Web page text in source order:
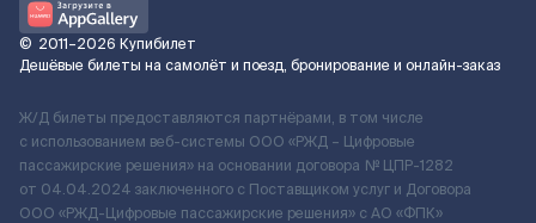
© 2011–2026 Купибилет
Дешёвые билеты на самолёт и поезд, бронирование и онлайн-заказ
Ж/Д билеты предоставляются партнёрами, в том числе
с использованием веб-системы ООО «РЖД – Цифровые
пассажирские решения» на основании договора № ЦПР-1282
от 04.04.2024 заключенного с Поставщиком услуг и Договора
ООО «РЖД-Цифровые пассажирские решения» c АО «ФПК»